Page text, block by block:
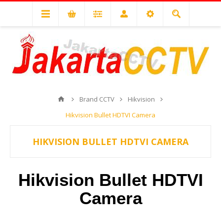
Brand CCTV
Hikvision
Hikvision Bullet HDTVI Camera
HIKVISION BULLET HDTVI CAMERA
Hikvision Bullet HDTVI
Camera